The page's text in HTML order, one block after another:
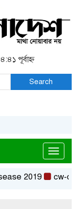
পূর্বাহ্ন
Search
cw-check-